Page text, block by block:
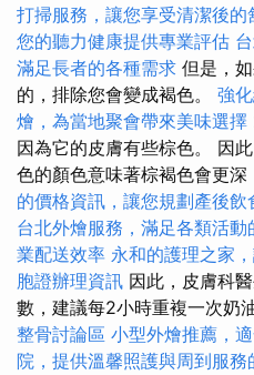
打掃服務，讓您享受清潔後的
您的聽力健康提供專業評估
滿足長者的各種需求 但是，
的，排除您會變成褐色。 強
燴，為當地聚會帶來美味選擇
因為它的皮膚有些棕色。 因
色的顏色意味著棕褐色會更深
的價格資訊，讓您規劃產後飲
台北外燴服務，滿足各類活動
業配送效率 永和的護理之家
胞證辦理資訊 因此，皮膚科
數，建議每2小時重複一次奶
整骨討論區 小型外燴推薦，
院，提供溫馨照護與周到服務